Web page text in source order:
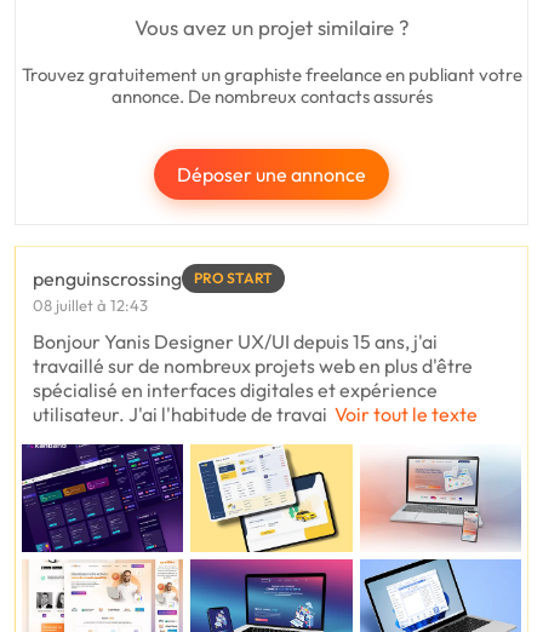
Vous avez un projet similaire ?
Trouvez gratuitement un graphiste freelance en publiant votre
annonce. De nombreux contacts assurés
Déposer une annonce
penguinscrossing PRO START
08 juillet à 12:43
Bonjour Yanis Designer UX/UI depuis 15 ans, j'ai
travaillé sur de nombreux projets web en plus d'être
spécialisé en interfaces digitales et expérience
utilisateur. J'ai l'habitude de travai Voir tout le texte